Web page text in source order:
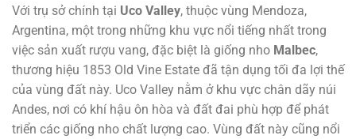
Với trụ sở chính tại Uco Valley, thuộc vùng Mendoza,
Argentina, một trong những khu vực nổi tiếng nhất trong
việc sản xuất rượu vang, đặc biệt là giống nho Malbec,
thương hiệu 1853 Old Vine Estate đã tận dụng tối đa lợi thế
của vùng đất này. Uco Valley nằm ở khu vực chân dãy núi
Andes, nơi có khí hậu ôn hòa và đất đai phù hợp để phát
triển các giống nho chất lượng cao. Vùng đất này cũng nổi